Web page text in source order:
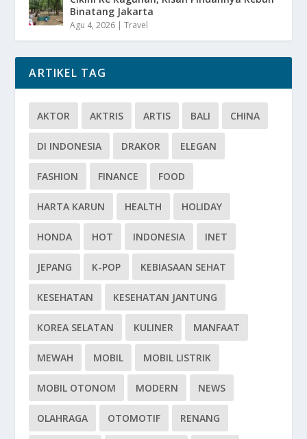
Binatang Jakarta
Agu 4, 2026 |Travel
ARTIKEL TAG
AKTOR AKTRIS ARTIS BALI CHINA
DI INDONESIA DRAKOR ELEGAN
FASHION FINANCE FOOD
HARTA KARUN HEALTH HOLIDAY
HONDA HOT INDONESIA INET
JEPANG K-POP KEBIASAAN SEHAT
KESEHATAN KESEHATAN JANTUNG
KOREA SELATAN KULINER MANFAAT
MEWAH MOBIL MOBIL LISTRIK
MOBIL OTONOM MODERN NEWS
OLAHRAGA OTOMOTIF RENANG